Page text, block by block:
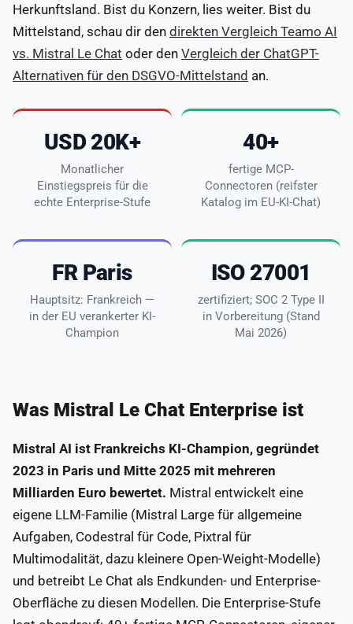
Herkunftsland. Bist du Konzern, lies weiter. Bist du
Mittelstand, schau dir den direkten Vergleich Teamo AI
vs. Mistral Le Chat oder den Vergleich der ChatGPT-
Alternativen für den DSGVO-Mittelstand an.
USD 20K+
Monatlicher
Einstiegspreis für die
echte Enterprise-Stufe
40+
fertige MCP-
Connectoren (reifster
Katalog im EU-KI-Chat)
FR Paris
Hauptsitz: Frankreich —
in der EU verankerter KI-
Champion
ISO 27001
zertifiziert; SOC 2 Type II
in Vorbereitung (Stand
Mai 2026)
Was Mistral Le Chat Enterprise ist
Mistral AI ist Frankreichs KI-Champion, gegründet
2023 in Paris und Mitte 2025 mit mehreren
Milliarden Euro bewertet. Mistral entwickelt eine
eigene LLM-Familie (Mistral Large für allgemeine
Aufgaben, Codestral für Code, Pixtral für
Multimodalität, dazu kleinere Open-Weight-Modelle)
und betreibt Le Chat als Endkunden- und Enterprise-
Oberfläche zu diesen Modellen. Die Enterprise-Stufe